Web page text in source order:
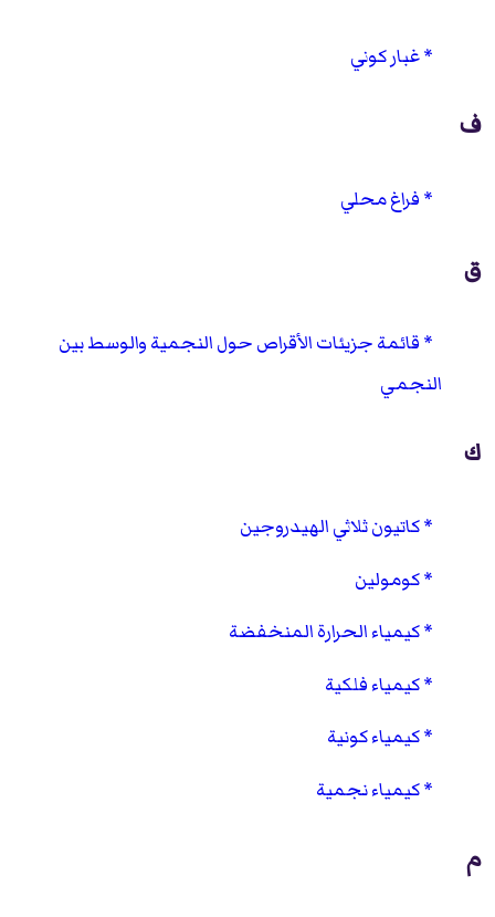
غبار كوني
ف
فراغ محلي
ق
قائمة جزيئات الأقراص حول النجمية والوسط بين
النجمي
ك
كاتيون ثلاثي الهيدروجين
كومولين
كيمياء الحرارة المنخفضة
كيمياء فلكية
كيمياء كونية
كيمياء نجمية
م